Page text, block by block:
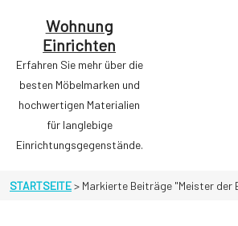
Wohnung
Einrichten
Erfahren Sie mehr über die
besten Möbelmarken und
hochwertigen Materialien
für langlebige
Einrichtungsgegenstände.
STARTSEITE> Markierte Beiträge "Meister der